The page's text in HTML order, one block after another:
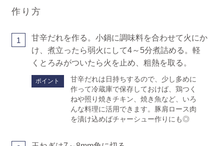
作り方
1
甘辛だれを作る。小鍋に調味料を合わせて火にか
け、煮立ったら弱火にして4～5分煮詰める。軽
くとろみがついたら火を止め、粗熱を取る。
ポイント
甘辛だれは日持ちするので、少し多めに
作って冷蔵庫で保存しておけば、鶏つく
ねや照り焼きチキン、焼き魚など、いろ
んな料理に活用できます。豚肩ロース肉
を漬け込めばチャーシュー作りにも◎